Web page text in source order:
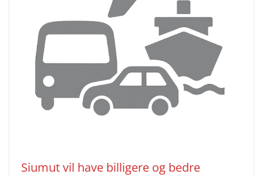
Siumut vil have billigere og bedre